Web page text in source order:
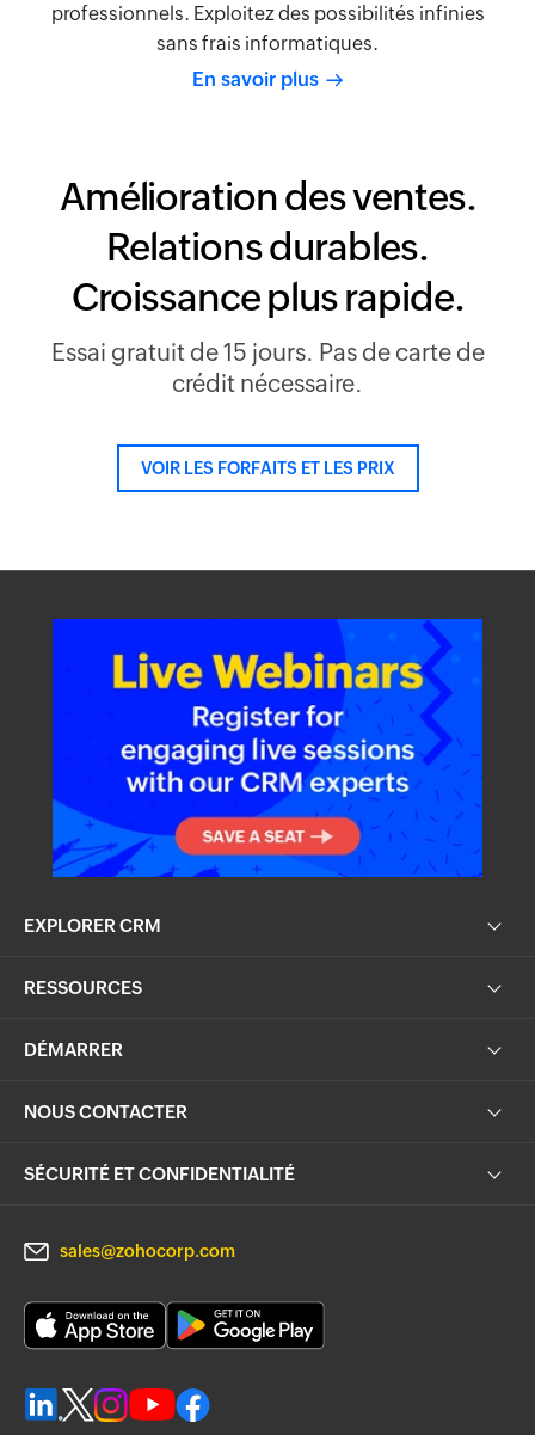
professionnels. Exploitez des possibilités infinies
sans frais informatiques.
En savoir plus
Amélioration des ventes.
Relations durables.
Croissance plus rapide.
Essai gratuit de 15 jours. Pas de carte de
crédit nécessaire.
VOIR LES FORFAITS ET LES PRIX
EXPLORER CRM
RESSOURCES
DÉMARRER
NOUS CONTACTER
SÉCURITÉ ET CONFIDENTIALITÉ
sales@zohocorp.com